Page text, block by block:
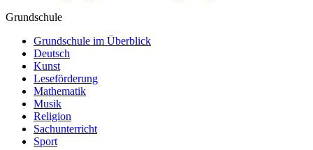
Grundschule
Grundschule im Überblick
Deutsch
Kunst
Leseförderung
Mathematik
Musik
Religion
Sachunterricht
Sport